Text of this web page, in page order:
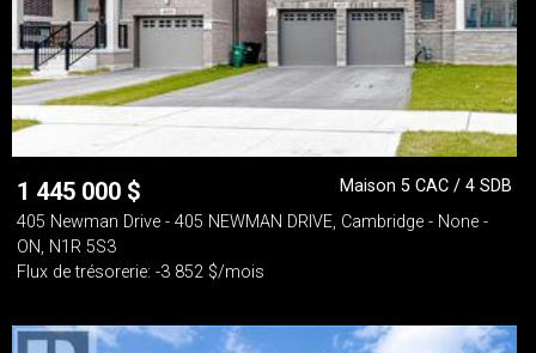
1 445 000 $
Maison 5 CAC / 4 SDB
405 Newman Drive - 405 NEWMAN DRIVE, Cambridge - None -
ON, N1R 5S3
Flux de trésorerie: -3 852 $/mois